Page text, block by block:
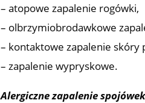
– atopowe zapalenie rogówki,
– olbrzymiobrodawkowe
– kontaktowe zapalenie skóry
– zapalenie wypryskowe.
Alergiczne zapalenie